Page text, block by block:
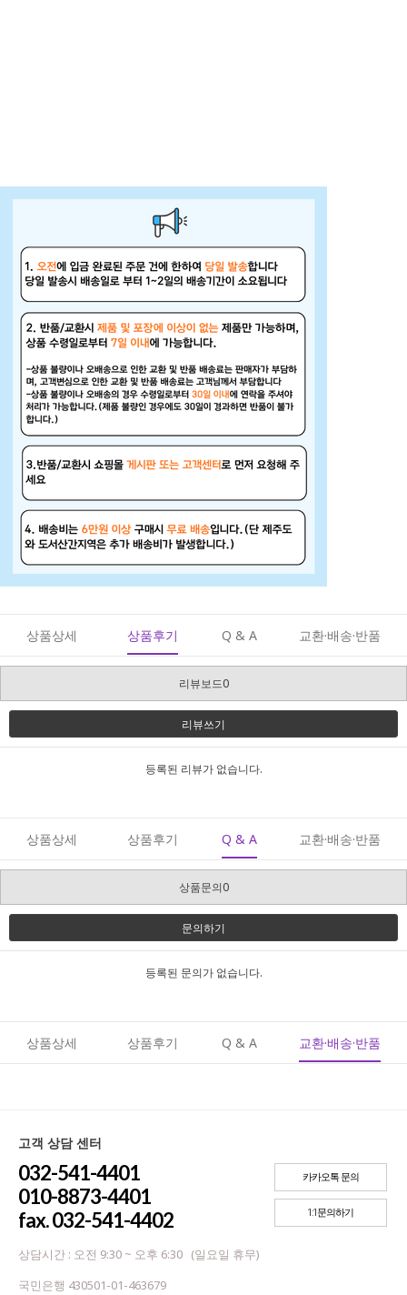
상품상세 상품후기 Q & A 교환·배송·반품
리뷰보드0
리뷰쓰기
등록된 리뷰가 없습니다.
상품상세 상품후기 Q & A 교환·배송·반품
상품문의0
문의하기
등록된 문의가 없습니다.
상품상세 상품후기 Q & A 교환·배송·반품
고객 상담 센터
032-541-4401
010-8873-4401
fax. 032-541-4402
상담시간 : 오전 9:30 ~ 오후 6:30 (일요일 휴무)
국민은행 430501-01-463679
카카오톡 문의
1:1문의하기